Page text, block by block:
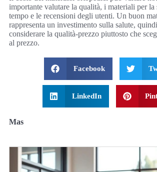
importante valutare la qualità, i materiali per la
tempo e le recensioni degli utenti. Un buon
rappresenta un investimento sulla salute,
considerare la qualità-prezzo piuttosto che
al prezzo.
Facebook
LinkedIn
Mas